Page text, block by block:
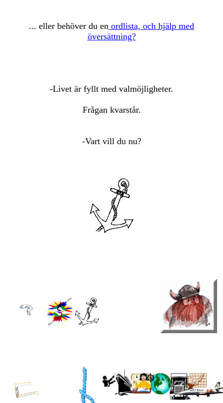
... eller behöver du en ordlista, och hjälp med
översättning?
-Livet är fyllt med valmöjligheter.
Frågan kvarstår.
-Vart vill du nu?